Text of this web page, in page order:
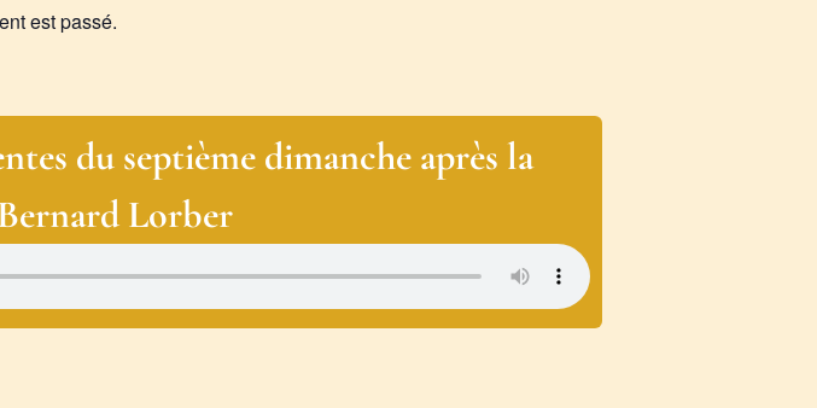
est passé.
du septième dimanche après la
Lorber